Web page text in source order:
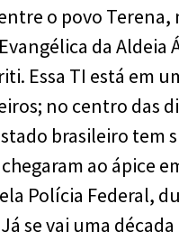
o povo
da Aldeia
Essa TI está em
no centro das
brasileiro tem
ao ápice
Polícia Federal,
se vai uma década